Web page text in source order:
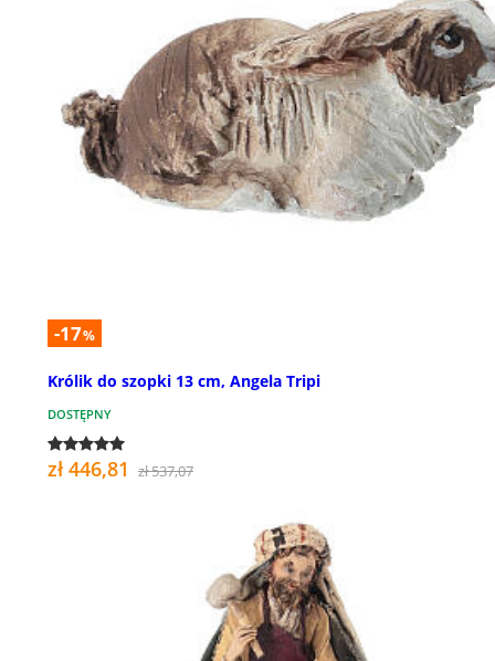
-17%
Królik do szopki 13 cm, Angela Tripi
DOSTĘPNY
zł 446,81 zł 537,07